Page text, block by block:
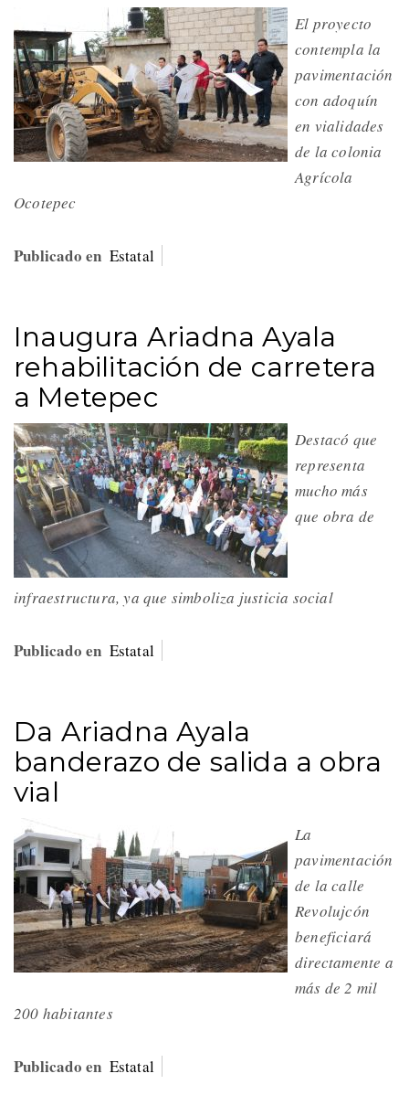
El proyecto
contempla la
pavimentación
con adoquín
en vialidades
de la colonia
Agrícola
Ocotepec
Publicado en Estatal
Inaugura Ariadna Ayala
rehabilitación de carretera
a Metepec
Destacó que
representa
mucho más
que obra de
infraestructura, ya que simboliza justicia social
Publicado en Estatal
Da Ariadna Ayala
banderazo de salida a obra
vial
La
pavimentación
de la calle
Revolujcón
beneficiará
directamente a
más de 2 mil
200 habitantes
Publicado en Estatal